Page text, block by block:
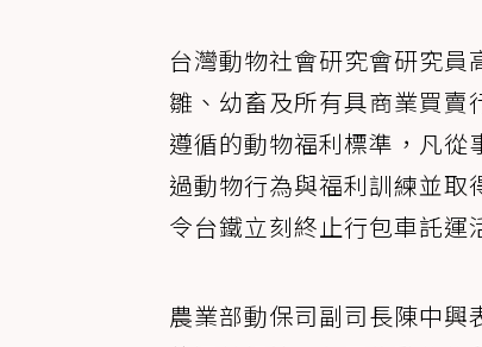
台灣動物社會研究會研究
雛、幼畜及所有具商業買
遵循的動物福利標準，凡
過動物行為與福利訓練並
令台鐵立刻終止行包車託運
農業部動保司副司長陳中